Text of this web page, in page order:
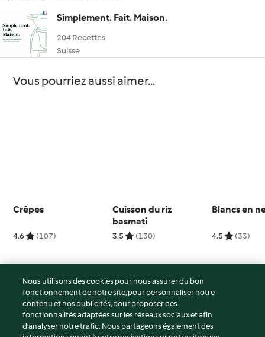
Simplement. Fait. Maison.
204 Recettes
Suisse
Vous pourriez aussi aimer...
Crêpes
4.6 (107)
Cuisson du riz
basmati
3.5 (130)
Blancs en
4.5 (33)
© Copyright 2026
Conditions d'utilisation
Politique de confidentialité
Nous utilisons des cookies pour nous assurer du bon
fonctionnement de notre site, pour personnaliser notre
contenu et nos publicités, pour proposer des
fonctionnalités adaptées sur les réseaux sociaux et afin
d’analyser notre trafic. Nous partageons également des